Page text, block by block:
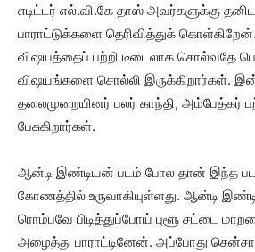
எடிட்டர் எல்.வி.கே தாஸ் அவர்களுக்கு
பாராட்டுக்களை தெரிவித்துக்
விஷயத்தைப் பற்றி டீடைலாக சொல்வதே
விஷயங்களை சொல்லி இருக்கிறார்கள்.
தலைமுறையினர் பலர் காந்தி, அம்பேத்கர்
பேசுகிறார்கள்.
ஆன்டி இண்டியன் படம் போல தான் இந்த
கோணத்தில் உருவாகியுள்ளது. ஆன்டி
ரொம்பவே பிடித்துப்போய் புளூ சட்டை
அழைத்து பாராட்டினேன். அப்போது